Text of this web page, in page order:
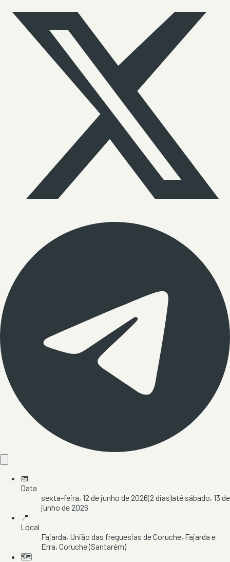
📅
Data
sexta-feira, 12 de junho de 2026(2 dias)até sábado, 13 de
junho de 2026
📍
Local
Fajarda, União das freguesias de Coruche, Fajarda e
Erra, Coruche(Santarém)
🗺️